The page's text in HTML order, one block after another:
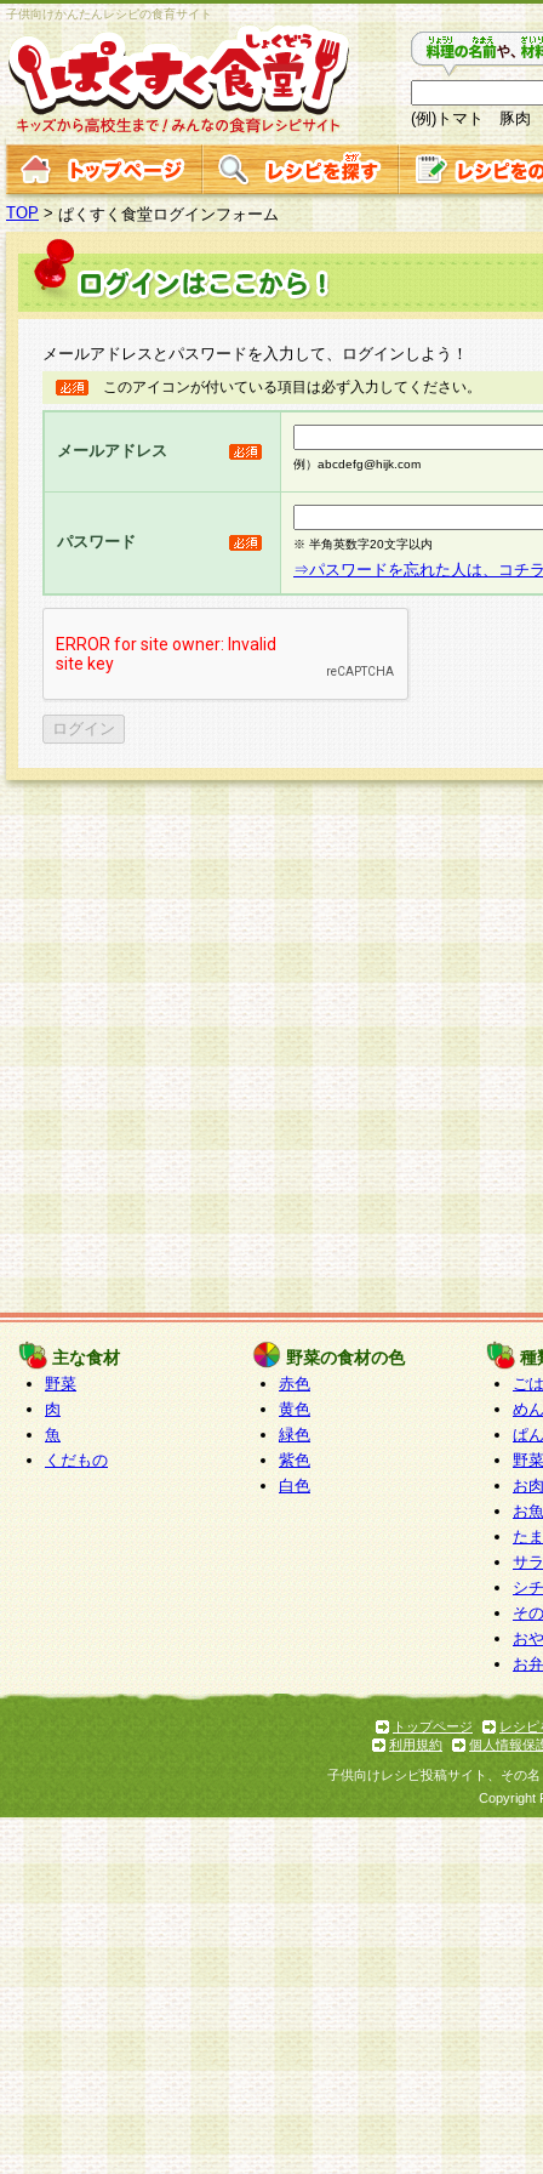
子供向けかんたんレシピの食育サイト
(例)トマト 豚肉
TOP > ぱくすく食堂ログインフォーム
メールアドレスとパスワードを入力して、ログインしよう！
このアイコンが付いている項目は必ず入力してください。
メールアドレス
例）abcdefg@hijk.com
パスワード ※ 半角英数字20文字以内
⇒パスワードを忘れた人は、コチ
主な食材
野菜
肉
魚
くだもの
野菜の食材の色
赤色
黄色
緑色
紫色
白色
種
ご
めん
ぱん
野
お
お
た
サ
シ
そ
お
お
トップページ
レシピ
利用規約
個人情報保
子供向けレシピ投稿サイト、その
Copyright